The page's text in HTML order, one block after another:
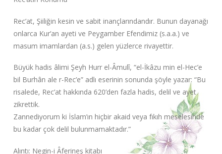
Rec’at, Şiiliğin kesin ve sabit inançlarındandır. Bunun dayanağı
onlarca Kur’an ayeti ve Peygamber Efendimiz (s.a.a.) ve
masum imamlardan (a.s.) gelen yüzlerce rivayettir.
Büyük hadis âlimi Şeyh Hurr el-Âmulî, “el-İkâzu min el-Hec’e
bil Burhân ale r-Rec’e” adlı eserinin sonunda şöyle yazar: “Bu
risalede, Rec’at hakkında 620’den fazla hadis, delil ve ayet
zikrettik.
Zannediyorum ki İslam’ın hiçbir akaid veya fıkıh meselesinde
bu kadar çok delil bulunmamaktadır.”
Alıntı: Negin-i Âferineş kitabı